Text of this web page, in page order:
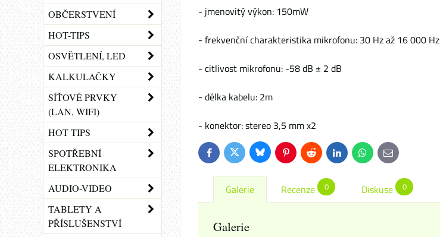
- jmenovitý výkon: 150mW
- frekvenční charakteristika mikrofonu: 30 Hz až 16 000 Hz
- citlivost mikrofonu: -58 dB ± 2 dB
- délka kabelu: 2m
- konektor: stereo 3,5 mm x2
FacebookTwitterBlueskyPinterestReddit LinkedInWhatsApp
E-
mail
Galerie Recenze 0 Diskuse 0
Galerie
OBČERSTVENÍ
HOT-TIPS
OSVĚTLENÍ, LED
KALKULAČKY
SÍŤOVÉ PRVKY
(LAN, WIFI)
HOT TIPS
SPOTŘEBNÍ
ELEKTRONIKA
AUDIO-VIDEO
TABLETY A
PŘÍSLUŠENSTVÍ